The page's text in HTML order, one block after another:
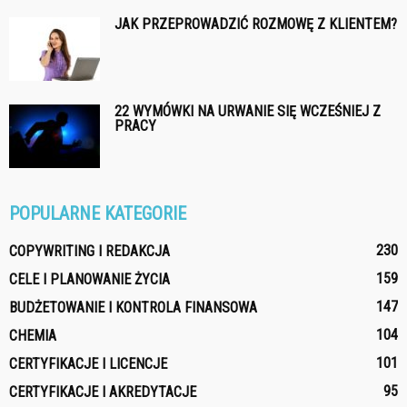
JAK PRZEPROWADZIĆ ROZMOWĘ Z KLIENTEM?
22 WYMÓWKI NA URWANIE SIĘ WCZEŚNIEJ Z
PRACY
POPULARNE KATEGORIE
COPYWRITING I REDAKCJA
230
CELE I PLANOWANIE ŻYCIA
159
BUDŻETOWANIE I KONTROLA FINANSOWA
147
CHEMIA
104
CERTYFIKACJE I LICENCJE
101
CERTYFIKACJE I AKREDYTACJE
95